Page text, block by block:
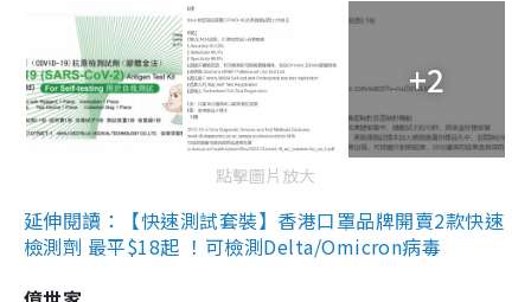
+2
點擊圖片放大
延伸閱讀：【快速測試套裝】香港口罩品牌開賣2款快速
檢測劑 最平$18起 ！可檢測Delta/Omicron病毒